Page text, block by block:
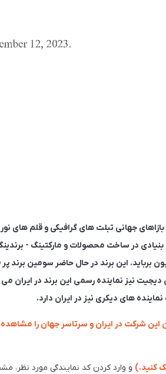
جهانی تبلت های گرافیکی و قلم های
با ایجاد تغییراتی بنیادی در ساخت محصولات و
برباید. این برند در حال حاضر سومین
نیز نماینده رسمی این برند در ایران
های دیکری نیز در ایران دارد.
شرکت در ایران و سرتاسر جهان را
کنید.) و وارد کردن کد نمایندگی مورد نظر،